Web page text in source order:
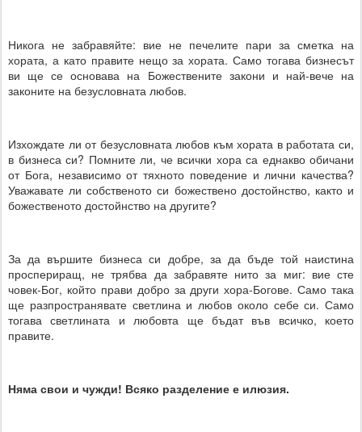
Никога не забравяйте: вие не печелите пари за сметка на
хората, а като правите нещо за хората. Само тогава бизнесът
ви ще се основава на Божествените закони и най-вече на
законите на безусловната любов.
Изхождате ли от безусловната любов към хората в работата си,
в бизнеса си? Помните ли, че всички хора са еднакво обичани
от Бога, независимо от тяхното поведение и лични качества?
Уважавате ли собственото си божествено достойнство, както и
божественото достойнство на другите?
За да вършите бизнеса си добре, за да бъде той наистина
проспериращ, не трябва да забравяте нито за миг: вие сте
човек-Бог, който прави добро за други хора-Богове. Само така
ще разпространявате светлина и любов около себе си. Само
тогава светлината и любовта ще бъдат във всичко, което
правите.
Няма свои и чужди! Всяко разделение е илюзия.